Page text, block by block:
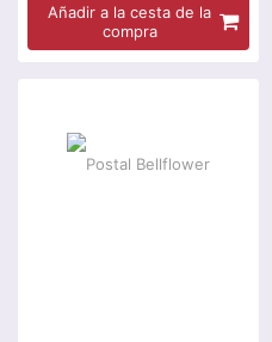
Añadir a la cesta de la
compra